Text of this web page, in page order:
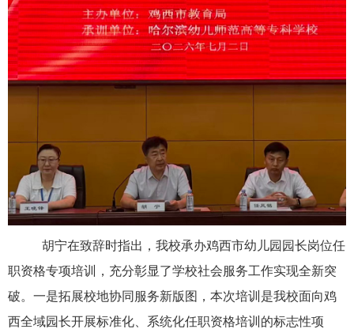
胡宁在致辞时指出，我校承办鸡西市幼儿园园长岗位任
职资格专项培训，充分彰显了学校社会服务工作实现全新突
破。一是拓展校地协同服务新版图，本次培训是我校面向鸡
西全域园长开展标准化、系统化任职资格培训的标志性项